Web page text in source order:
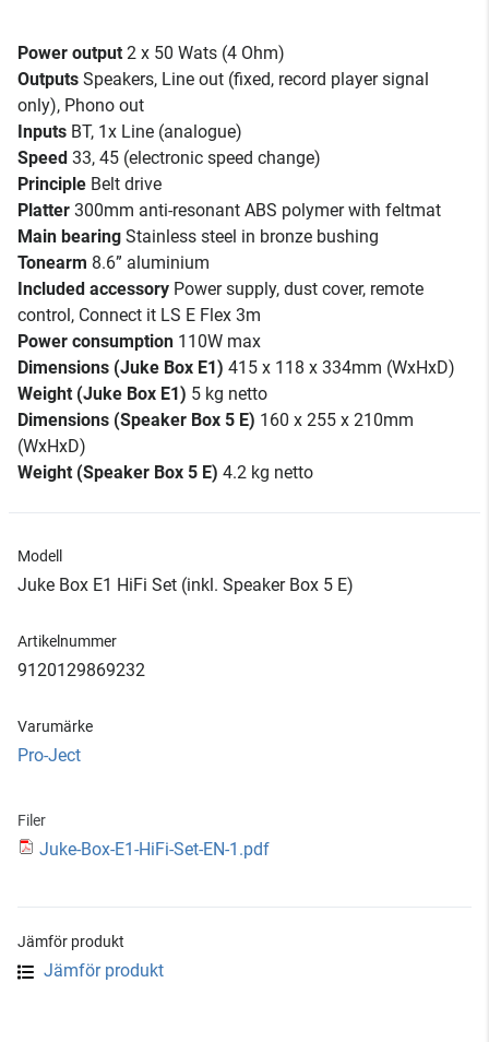
Power output 2 x 50 Wats (4 Ohm)
Outputs Speakers, Line out (fixed, record player signal
only), Phono out
Inputs BT, 1x Line (analogue)
Speed 33, 45 (electronic speed change)
Principle Belt drive
Platter 300mm anti-resonant ABS polymer with feltmat
Main bearing Stainless steel in bronze bushing
Tonearm 8.6” aluminium
Included accessory Power supply, dust cover, remote
control, Connect it LS E Flex 3m
Power consumption 110W max
Dimensions (Juke Box E1) 415 x 118 x 334mm (WxHxD)
Weight (Juke Box E1) 5 kg netto
Dimensions (Speaker Box 5 E) 160 x 255 x 210mm
(WxHxD)
Weight (Speaker Box 5 E) 4.2 kg netto
Modell
Juke Box E1 HiFi Set (inkl. Speaker Box 5 E)
Artikelnummer
9120129869232
Varumärke
Pro-Ject
Filer
Juke-Box-E1-HiFi-Set-EN-1.pdf
Jämför produkt
Jämför produkt